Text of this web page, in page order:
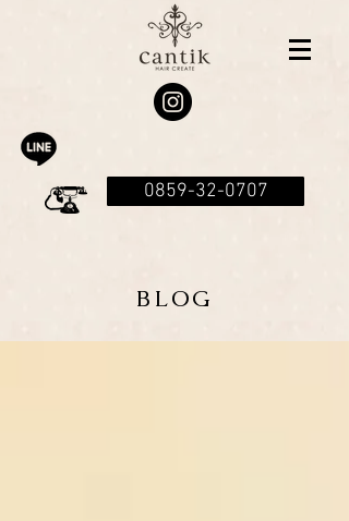
0859-32-0707
BLOG